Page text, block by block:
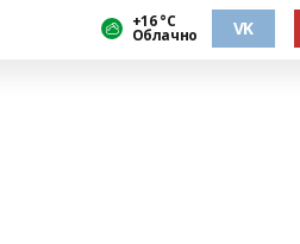
+16 °С
Облачно VK